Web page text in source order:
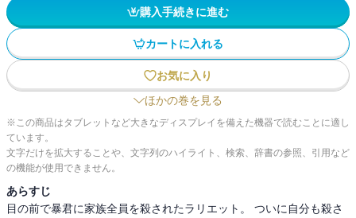
購入手続きに進む
カートに入れる
お気に入り
ほかの巻を見る
※この商品はタブレットなど大きなディスプレイを備えた機器で読むことに適し
ています。
文字だけを拡大することや、文字列のハイライト、検索、辞書の参照、引用など
の機能が使用できません。
あらすじ
目の前で暴君に家族全員を殺されたラリエット。 ついに自分も殺さ